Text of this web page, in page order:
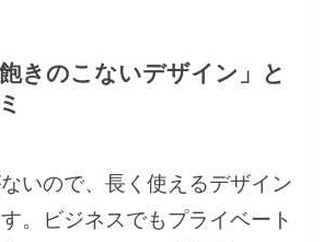
きのこないデザイン」と
ないので、長く使えるデザイン
。ビジネスでもプライベート